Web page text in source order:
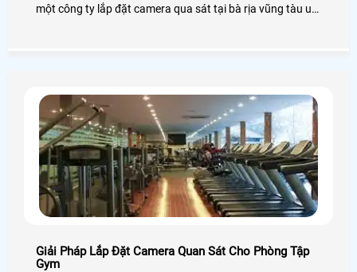
một công ty lắp đặt camera qua sát tại bà rịa vũng tàu uy
Giải Pháp Lắp Đặt Camera Quan Sát Cho Phòng Tập
Gym